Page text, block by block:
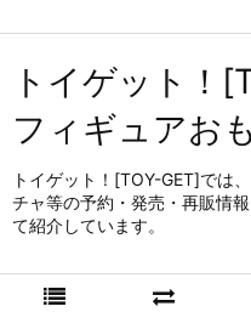
トイゲット！
フィギュアお
トイゲット！[TOY-GET]では
チャ等の予約・発売・再販情
て紹介しています。